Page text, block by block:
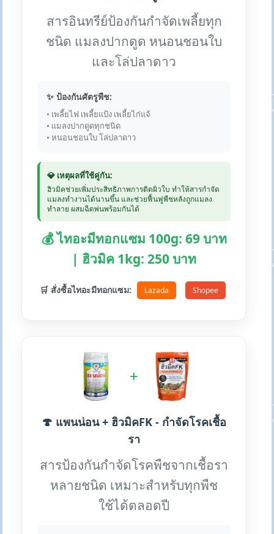
สารอินทรีย์ป้องกันกำจัดเพลี้ยทุก
ชนิด แมลงปากดูด หนอนชอนใบ
และโล่ปลาดาว
✨ ป้องกันศัตรูพืช:
• เพลี้ยไฟ เพลี้ยแป้ง เพลี้ยไก่แจ้
• แมลงปากดูดทุกชนิด
• หนอนชอนใบ โล่ปลาดาว
💎 เหตุผลที่ใช้คู่กัน:
ฮิวมิคช่วยเพิ่มประสิทธิภาพการติดผิวใบ ทำให้สารกำจัด
แมลงทำงานได้นานขึ้น และช่วยฟื้นฟูพืชหลังถูกแมลง
ทำลาย ผสมฉีดพ่นพร้อมกันได้
💰 ไทอะมีทอกแซม 100g: 69 บาท
| ฮิวมิค 1kg: 250 บาท
🛒 สั่งซื้อไทอะมีทอกแซม: Lazada Shopee
+
🍄 แพนน่อน + ฮิวมิคFK - กำจัดโรคเชื้อ
รา
สารป้องกันกำจัดโรคพืชจากเชื้อรา
หลายชนิด เหมาะสำหรับทุกพืช
ใช้ได้ตลอดปี